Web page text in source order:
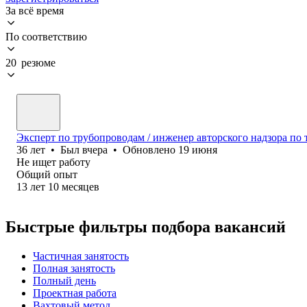
За всё время
По соответствию
20 резюме
Эксперт по трубопроводам / инженер авторского надзора по
36 лет • Был вчера • Обновлено 19 июня
Не ищет работу
Общий опыт
13 лет 10 месяцев
Быстрые фильтры подбора вакансий
Частичная занятость
Полная занятость
Полный день
Проектная работа